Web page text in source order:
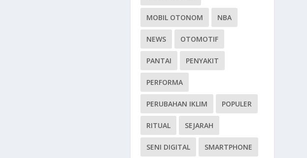
MOBIL OTONOM NBA
NEWS OTOMOTIF
PANTAI PENYAKIT
PERFORMA
PERUBAHAN IKLIM POPULER
RITUAL SEJARAH
SENI DIGITAL SMARTPHONE